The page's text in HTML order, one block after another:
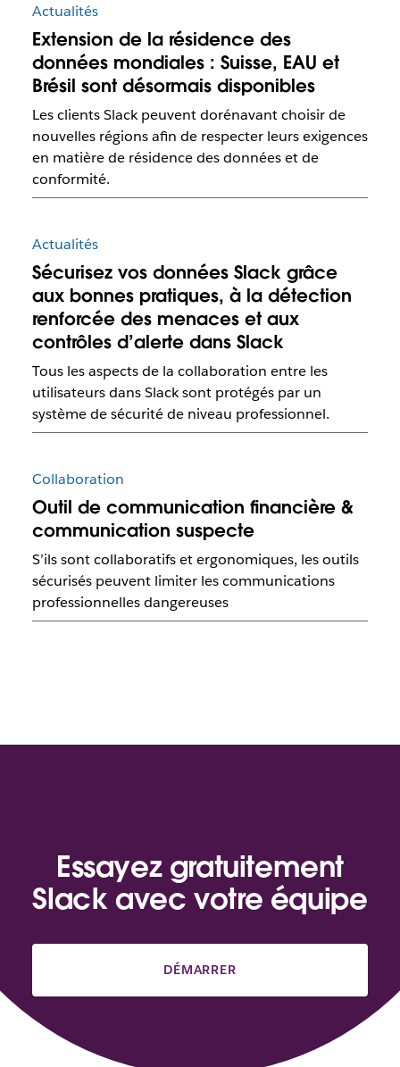
Actualités
Extension de la résidence des
données mondiales : Suisse, EAU et
Brésil sont désormais disponibles
Les clients Slack peuvent dorénavant choisir de
nouvelles régions afin de respecter leurs exigences
en matière de résidence des données et de
conformité.
Actualités
Sécurisez vos données Slack grâce
aux bonnes pratiques, à la détection
renforcée des menaces et aux
contrôles d’alerte dans Slack
Tous les aspects de la collaboration entre les
utilisateurs dans Slack sont protégés par un
système de sécurité de niveau professionnel.
Collaboration
Outil de communication financière &
communication suspecte
S’ils sont collaboratifs et ergonomiques, les outils
sécurisés peuvent limiter les communications
professionnelles dangereuses
Essayez gratuitement
Slack avec votre équipe
DÉMARRER